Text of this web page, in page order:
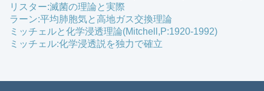
リスター:滅菌の理論と実際
ラーン:平均肺胞気と高地ガス交換理論
ミッチェルと化学浸透理論(Mitchell,P:1920-1992)
ミッチェル:化学浸透説を独力で確立